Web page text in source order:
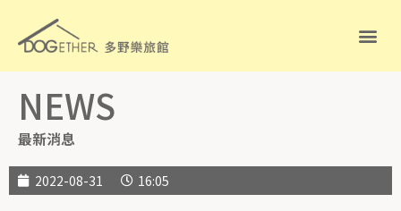
NEWS
最新消息
2022-08-31 16:05